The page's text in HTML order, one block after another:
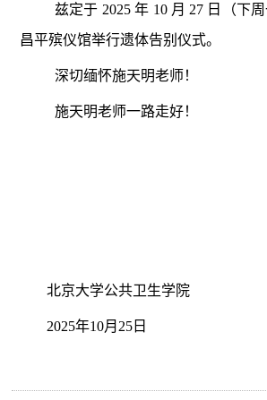
兹定于 2025 年 10 月 27 日（下
昌平殡仪馆举行遗体告别仪式。
深切缅怀施天明老师！
施天明老师一路走好！
北京大学公共卫生学院
2025年10月25日